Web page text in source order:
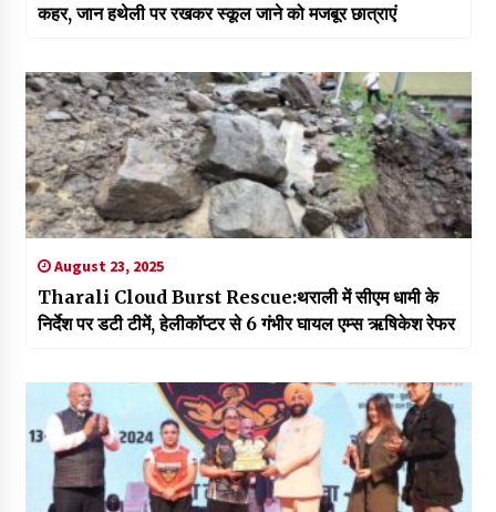
कहर, जान हथेली पर रखकर स्कूल जाने को मजबूर छात्राएं
August 23, 2025
Tharali Cloud Burst Rescue:थराली में सीएम धामी के
निर्देश पर डटी टीमें, हेलीकॉप्टर से 6 गंभीर घायल एम्स ऋषिकेश रेफर